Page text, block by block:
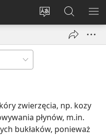
Wybór
Logowanie
(opens
Szukaj
na
JW.ORG
zwierzęcia, np. kozy
płynów, m.in.
bukłaków, ponieważ